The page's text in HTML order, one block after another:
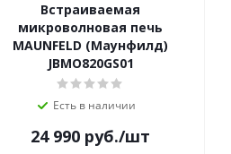
Встраиваемая
микроволновая печь
MAUNFELD (Маунфилд)
JBMO820GS01
Есть в наличии
24 990 руб./шт